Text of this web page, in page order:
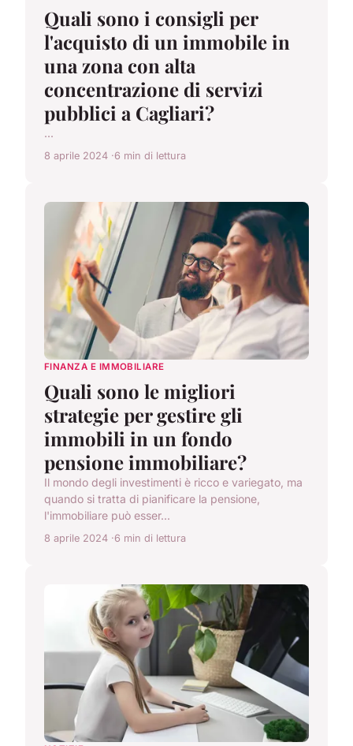
Quali sono i consigli per
l'acquisto di un immobile in
una zona con alta
concentrazione di servizi
pubblici a Cagliari?
...
8 aprile 2024 6 min di lettura
FINANZA E IMMOBILIARE
Quali sono le migliori
strategie per gestire gli
immobili in un fondo
pensione immobiliare?
Il mondo degli investimenti è ricco e variegato, ma
quando si tratta di pianificare la pensione,
l'immobiliare può esser...
8 aprile 2024 6 min di lettura